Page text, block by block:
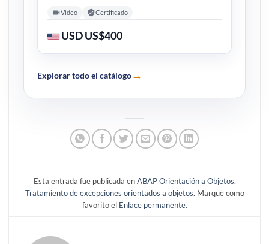
Video Certificado
USD US$400
Explorar todo el catálogo→
Esta entrada fue publicada enABAP Orientación a Objetos,
Tratamiento de excepciones orientados a objetos. Marque como
favorito el Enlace permanente.